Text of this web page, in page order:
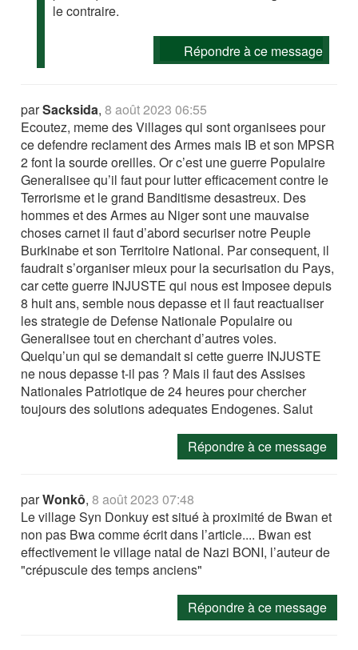
le contraire.
Répondre à ce message
parSacksida,8 août 2023 06:55
Ecoutez, meme des Villages qui sont organisees pour
ce defendre reclament des Armes mais IB et son MPSR
2 font la sourde oreilles. Or c’est une guerre Populaire
Generalisee qu’il faut pour lutter efficacement contre le
Terrorisme et le grand Banditisme desastreux. Des
hommes et des Armes au Niger sont une mauvaise
choses carnet il faut d’abord securiser notre Peuple
Burkinabe et son Territoire National. Par consequent, il
faudrait s’organiser mieux pour la securisation du Pays,
car cette guerre INJUSTE qui nous est Imposee depuis
8 huit ans, semble nous depasse et il faut reactualiser
les strategie de Defense Nationale Populaire ou
Generalisee tout en cherchant d’autres voies.
Quelqu’un qui se demandait si cette guerre INJUSTE
ne nous depasse t-il pas ? Mais il faut des Assises
Nationales Patriotique de 24 heures pour chercher
toujours des solutions adequates Endogenes. Salut
Répondre à ce message
parWonkô,8 août 2023 07:48
Le village Syn Donkuy est situé à proximité de Bwan et
non pas Bwa comme écrit dans l’article.... Bwan est
effectivement le village natal de Nazi BONI, l’auteur de
"crépuscule des temps anciens"
Répondre à ce message